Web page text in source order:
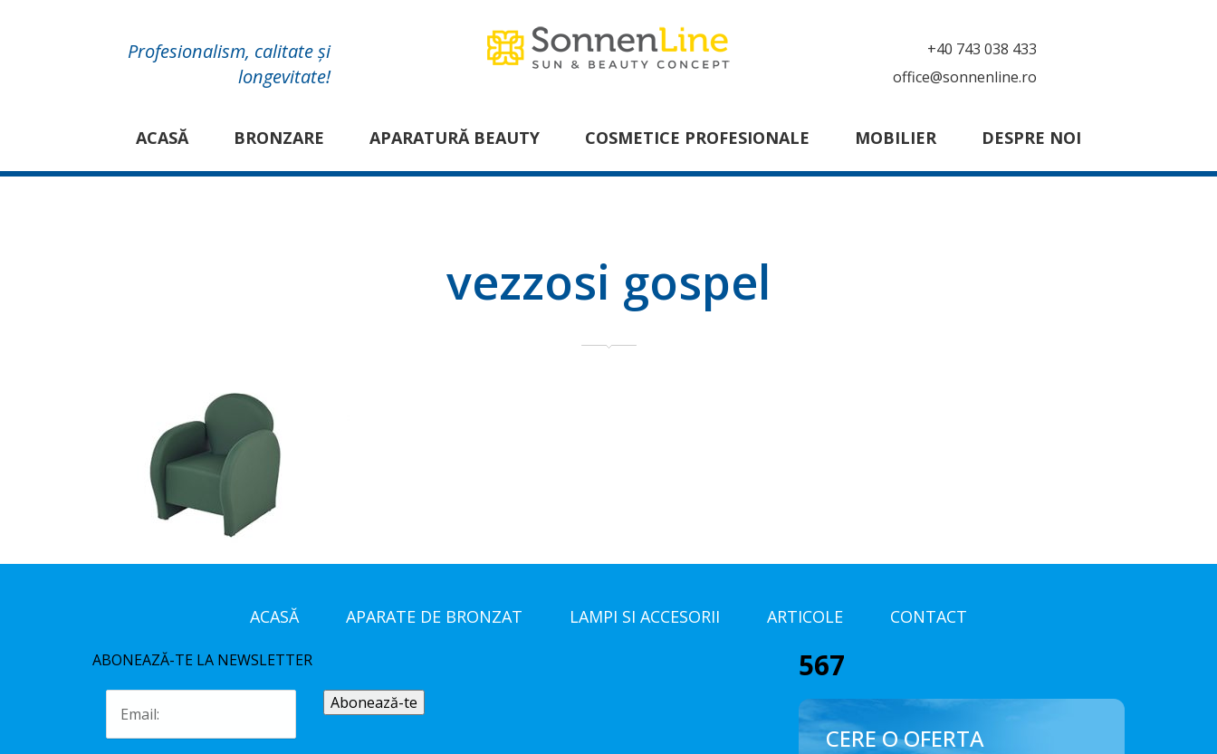
Profesionalism, calitate și
longevitate!
+40 743 038 433
office@sonnenline.ro
ACASĂ BRONZARE APARATURĂ BEAUTY COSMETICE PROFESIONALE MOBILIER DESPRE NOI
vezzosi gospel
ACASĂ APARATE DE BRONZAT LAMPI SI ACCESORII ARTICOLE CONTACT
ABONEAZĂ-TE LA NEWSLETTER 567
CERE O OFERTA